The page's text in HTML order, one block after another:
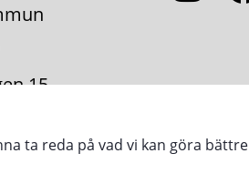
ta reda på vad vi kan göra bättre
15